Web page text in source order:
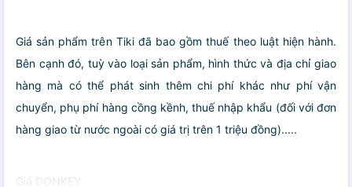
Giá sản phẩm trên Tiki đã bao gồm thuế theo luật hiện hành.
Bên cạnh đó, tuỳ vào loại sản phẩm, hình thức và địa chỉ giao
hàng mà có thể phát sinh thêm chi phí khác như phí vận
chuyển, phụ phí hàng cồng kềnh, thuế nhập khẩu (đối với đơn
hàng giao từ nước ngoài có giá trị trên 1 triệu đồng).....
Giá DONKEY